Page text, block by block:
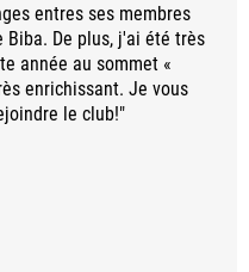
entres ses membres
Biba. De plus, j'ai été très
année au sommet «
enrichissant. Je vous
le club!"